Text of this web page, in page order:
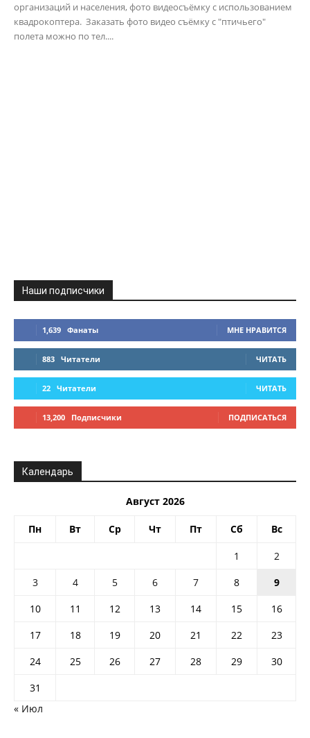
организаций и населения, фото видеосъёмку с использованием
квадрокоптера. Заказать фото видео съёмку с "птичьего"
полета можно по тел....
Наши подписчики
1,639 Фанаты МНЕ НРАВИТСЯ
883 Читатели ЧИТАТЬ
22 Читатели ЧИТАТЬ
13,200 Подписчики ПОДПИСАТЬСЯ
Календарь
Август 2026
Пн Вт Ср Чт Пт Сб Вс
1
2
3
4 5 6 7 8
9
10
11 12 13 14 15
16
17
18 19 20 21 22
23
24
25 26 27 28 29
30
31
« Июл